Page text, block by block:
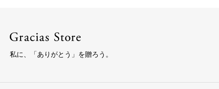
私に、「ありがとう」を贈ろう。